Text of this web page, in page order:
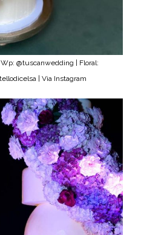
@tuscanwedding | Floral:
| Via Instagram